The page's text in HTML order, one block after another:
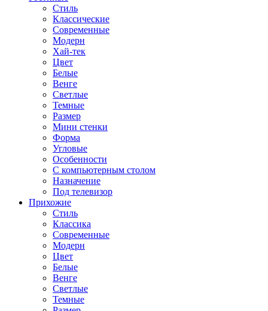
Стиль
Классические
Современные
Модерн
Хай-тек
Цвет
Белые
Венге
Светлые
Темные
Размер
Мини стенки
Форма
Угловые
Особенности
С компьютерным столом
Назначение
Под телевизор
Прихожие
Стиль
Классика
Современные
Модерн
Цвет
Белые
Венге
Светлые
Темные